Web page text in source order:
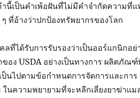
นี้เป็นคำเพ้อฝันที่ไม่มีคำจำกัดความที่แ
ที่อ้างว่าปกป้องทรัพยากรของโลก
ได้รับการรับรองว่าเป็นออร์แกนิกอย่
อง USDA อย่างเป็นทางการ ผลิตภัณ
ป็นไปตามข้อกำหนดการจัดการและการ
นความพยายามที่จะหลีกเลี่ยงยาฆ่าแม